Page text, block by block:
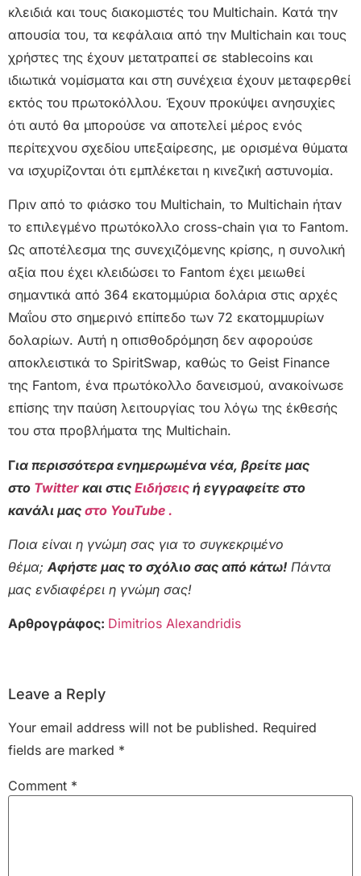
κλειδιά και τους διακομιστές του Multichain. Κατά την
απουσία του, τα κεφάλαια από την Multichain και τους
χρήστες της έχουν μετατραπεί σε stablecoins και
ιδιωτικά νομίσματα και στη συνέχεια έχουν μεταφερθεί
εκτός του πρωτοκόλλου. Έχουν προκύψει ανησυχίες
ότι αυτό θα μπορούσε να αποτελεί μέρος ενός
περίτεχνου σχεδίου υπεξαίρεσης, με ορισμένα θύματα
να ισχυρίζονται ότι εμπλέκεται η κινεζική αστυνομία.
Πριν από το φιάσκο του Multichain, το Multichain ήταν
το επιλεγμένο πρωτόκολλο cross-chain για το Fantom.
Ως αποτέλεσμα της συνεχιζόμενης κρίσης, η συνολική
αξία που έχει κλειδώσει το Fantom έχει μειωθεί
σημαντικά από 364 εκατομμύρια δολάρια στις αρχές
Μαΐου στο σημερινό επίπεδο των 72 εκατομμυρίων
δολαρίων. Αυτή η οπισθοδρόμηση δεν αφορούσε
αποκλειστικά το SpiritSwap, καθώς το Geist Finance
της Fantom, ένα πρωτόκολλο δανεισμού, ανακοίνωσε
επίσης την παύση λειτουργίας του λόγω της έκθεσής
του στα προβλήματα της Multichain.
Για περισσότερα ενημερωμένα νέα, βρείτε μας
στο Twitter και στις Ειδήσεις ή εγγραφείτε στο
κανάλι μας στο YouTube .
Ποια είναι η γνώμη σας για το συγκεκριμένο
θέμα;Αφήστε μας το σχόλιο σας από κάτω! Πάντα
μας ενδιαφέρει η γνώμη σας!
Αρθρογράφος: Dimitrios Alexandridis
Leave a Reply
Your email address will not be published. Required
fields are marked *
Comment *